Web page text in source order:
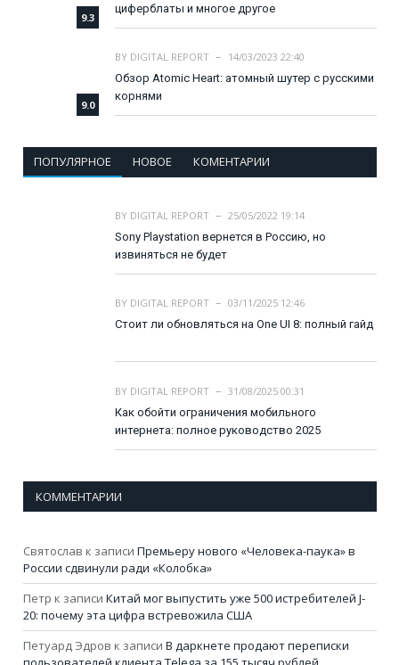
9.3
циферблаты и многое другое
9.0
BY DIGITAL REPORT
14/03/2023 22:40
Обзор Atomic Heart: атомный шутер с русскими
корнями
ПОПУЛЯРНОЕ НОВОЕ КОМЕНТАРИИ
BY DIGITAL REPORT
25/05/2022 19:14
Sony Playstation вернется в Россию, но
извиняться не будет
BY DIGITAL REPORT
03/11/2025 12:46
Стоит ли обновляться на One UI 8: полный гайд
BY DIGITAL REPORT
31/08/2025 00:31
Как обойти ограничения мобильного
интернета: полное руководство 2025
КОММЕНТАРИИ
Святослав к записи Премьеру нового «Человека-паука» в
России сдвинули ради «Колобка»
Петр к записи Китай мог выпустить уже 500 истребителей J-
20: почему эта цифра встревожила США
Петуард Эдров к записи В даркнете продают переписки